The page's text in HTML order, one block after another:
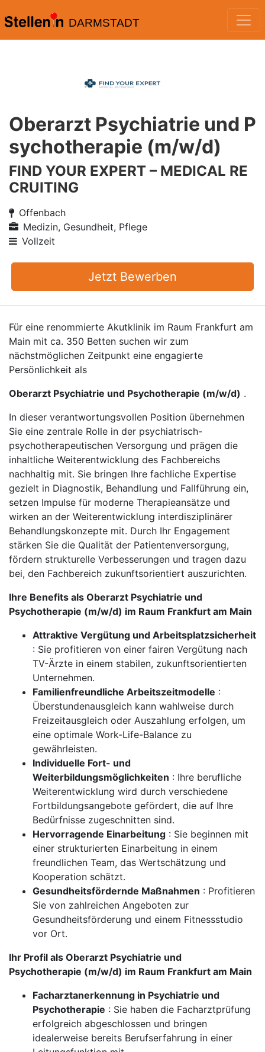
DARMSTADT
Oberarzt Psychiatrie und P
sychotherapie (m/w/d)
FIND YOUR EXPERT – MEDICAL RE
CRUITING
Offenbach
Medizin, Gesundheit, Pflege
Vollzeit
Jetzt Bewerben
Für eine renommierte Akutklinik im Raum Frankfurt am
Main mit ca. 350 Betten suchen wir zum
nächstmöglichen Zeitpunkt eine engagierte
Persönlichkeit als
Oberarzt Psychiatrie und Psychotherapie (m/w/d) .
In dieser verantwortungsvollen Position übernehmen
Sie eine zentrale Rolle in der psychiatrisch-
psychotherapeutischen Versorgung und prägen die
inhaltliche Weiterentwicklung des Fachbereichs
nachhaltig mit. Sie bringen Ihre fachliche Expertise
gezielt in Diagnostik, Behandlung und Fallführung ein,
setzen Impulse für moderne Therapieansätze und
wirken an der Weiterentwicklung interdisziplinärer
Behandlungskonzepte mit. Durch Ihr Engagement
stärken Sie die Qualität der Patientenversorgung,
fördern strukturelle Verbesserungen und tragen dazu
bei, den Fachbereich zukunftsorientiert auszurichten.
Ihre Benefits als Oberarzt Psychiatrie und
Psychotherapie (m/w/d) im Raum Frankfurt am Main
Attraktive Vergütung und Arbeitsplatzsicherheit
: Sie profitieren von einer fairen Vergütung nach
TV-Ärzte in einem stabilen, zukunftsorientierten
Unternehmen.
Familienfreundliche Arbeitszeitmodelle :
Überstundenausgleich kann wahlweise durch
Freizeitausgleich oder Auszahlung erfolgen, um
eine optimale Work-Life-Balance zu
gewährleisten.
Individuelle Fort- und
Weiterbildungsmöglichkeiten : Ihre berufliche
Weiterentwicklung wird durch verschiedene
Fortbildungsangebote gefördert, die auf Ihre
Bedürfnisse zugeschnitten sind.
Hervorragende Einarbeitung : Sie beginnen mit
einer strukturierten Einarbeitung in einem
freundlichen Team, das Wertschätzung und
Kooperation schätzt.
Gesundheitsfördernde Maßnahmen : Profitieren
Sie von zahlreichen Angeboten zur
Gesundheitsförderung und einem Fitnessstudio
vor Ort.
Ihr Profil als Oberarzt Psychiatrie und
Psychotherapie (m/w/d) im Raum Frankfurt am Main
Facharztanerkennung in Psychiatrie und
Psychotherapie : Sie haben die Facharztprüfung
erfolgreich abgeschlossen und bringen
idealerweise bereits Berufserfahrung in einer